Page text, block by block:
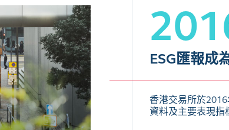
ESG匯報成
香港交易所於
資料及主要表現指